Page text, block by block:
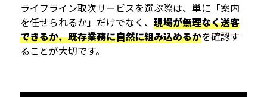
ライフライン取次サービスを選ぶ際は、単に「案内
を任せられるか」だけでなく、現場が無理なく送客
できるか、既存業務に自然に組み込めるかを確認す
ることが大切です。